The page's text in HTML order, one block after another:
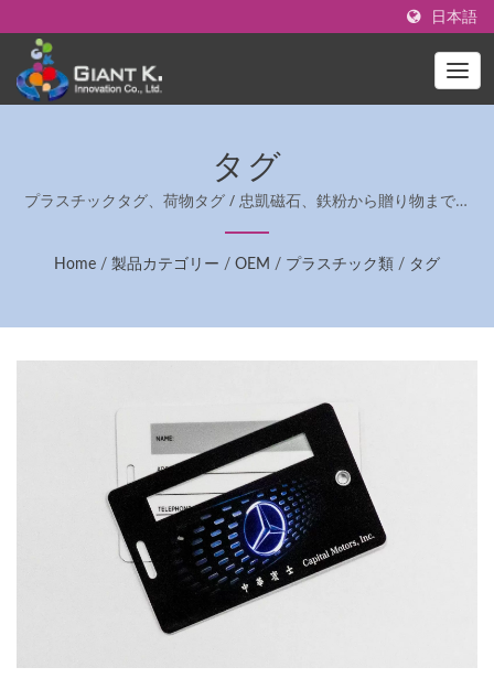
日本語
タグ
プラスチックタグ、荷物タグ / 忠凱磁石、鉄粉から贈り物まで、
一貫した製品製造とイベントコンサルティングを提供します。
Home / 製品カテゴリー / OEM / プラスチック類 / タグ